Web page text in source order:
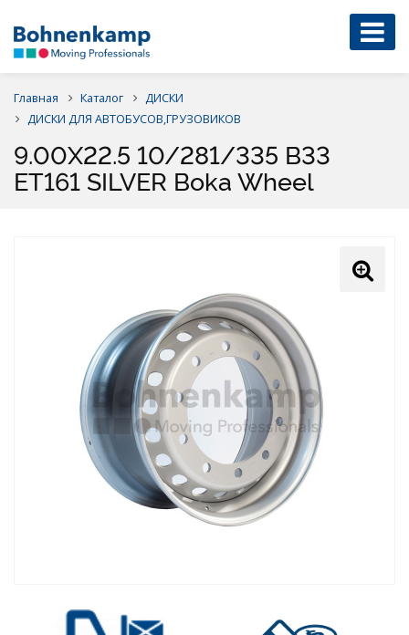
Главная Каталог
ДИСКИ
ДИСКИ ДЛЯ АВТОБУСОВ,ГРУЗОВИКОВ
9.00X22.5 10/281/335 B33
ET161 SILVER Boka Wheel